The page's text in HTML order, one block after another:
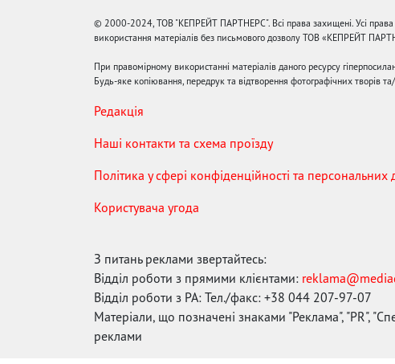
© 2000-2024, ТОВ "КЕПРЕЙТ ПАРТНЕРС". Всі права захищені. Усі
використання матеріалів без письмового дозволу ТОВ «КЕПРЕЙТ
При правомірному використанні матеріалів даного ресурсу
Будь-яке копіювання, передрук та відтворення фотографічних творів
Редакція
Наші контакти та схема проїзду
Політика у сфері конфіденційності та персональних
Користувача угода
З питань реклами звертайтесь:
Відділ роботи з прямими клієнтами:
Відділ роботи з РА: Тел./факс: +38 044 207-97-07
Матеріали, що позначені знаками "Реклама", "PR",
реклами